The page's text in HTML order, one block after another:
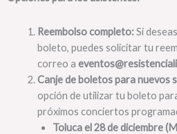
Reembolso completo:Si
boleto, puedes solicitar tu
correo a
Canje de boletos para nuevos
opción de utilizar tu boleto
próximos conciertos
Toluca el 28 de diciembre